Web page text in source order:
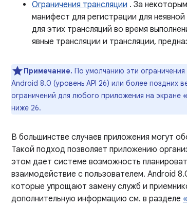
Ограничения трансляции . За
манифест для регистрации для
для этих трансляций во время
явные трансляции и трансляции,
Примечание. По умолчанию эти
Android 8.0 (уровень API 26) или более поздних
ограничений для любого приложения на экране
ниже 26.
В большинстве случаев приложения могут
Такой подход позволяет приложению
этом дает системе возможность
взаимодействие с пользователем. Android
которые упрощают замену служб и
дополнительную информацию см. в разделе